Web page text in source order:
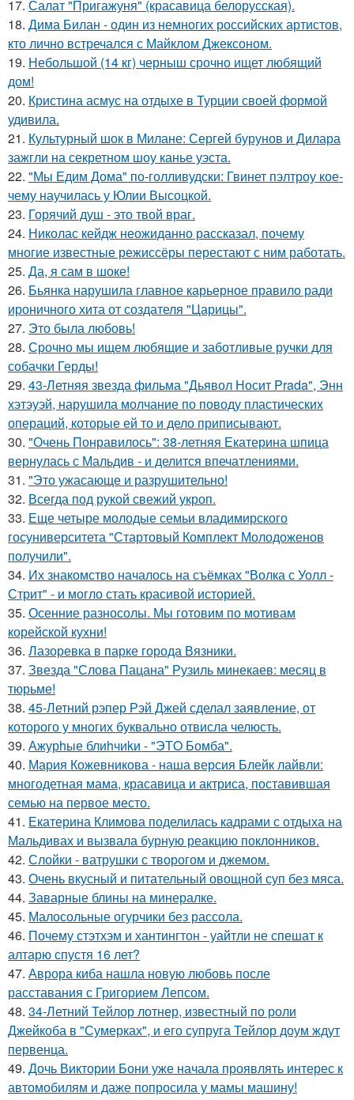
17. Салат "Пригажуня" (красавица белорусская).
18. Дима Билан - один из немногих российских артистов,
кто лично встречался с Майклом Джексоном.
19. Небольшой (14 кг) черныш срочно ищет любящий
дом!
20. Кристина асмус на отдыхе в Турции своей формой
удивила.
21. Культурный шок в Милане: Сергей бурунов и Дилара
зажгли на секретном шоу канье уэста.
22. "Мы Едим Дома" по-голливудски: Гвинет пэлтроу кое-
чему научилась у Юлии Высоцкой.
23. Горячий душ - это твой враг.
24. Николас кейдж неожиданно рассказал, почему
многие известные режиссёры перестают с ним работать.
25. Да, я сам в шоке!
26. Бьянка нарушила главное карьерное правило ради
ироничного хита от создателя "Царицы".
27. Это была любовь!
28. Срочно мы ищем любящие и заботливые ручки для
собачки Герды!
29. 43-Летняя звезда фильма "Дьявол Носит Prada", Энн
хэтэуэй, нарушила молчание по поводу пластических
операций, которые ей то и дело приписывают.
30. "Очень Понравилось": 38-летняя Екатерина шпица
вернулась с Мальдив - и делится впечатлениями.
31. "Это ужасающе и разрушительно!
32. Всегда под рукой свежий укроп.
33. Еще четыре молодые семьи владимирского
госуниверситета "Стартовый Комплект Молодоженов
получили".
34. Их знакомство началось на съёмках "Волка с Уолл -
Стрит" - и могло стать красивой историей.
35. Осенние разносолы. Мы готовим по мотивам
корейской кухни!
36. Лазоревка в парке города Вязники.
37. Звезда "Слова Пацана" Рузиль минекаев: месяц в
тюрьме!
38. 45-Летний рэпер Рэй Джей сделал заявление, от
которого у многих буквально отвисла челюсть.
39. Ажурhые блиhчиkи - "ЭТO Бомба".
40. Мария Кожевникова - наша версия Блейк лайвли:
многодетная мама, красавица и актриса, поставившая
семью на первое место.
41. Екатерина Климова поделилась кадрами с отдыха на
Мальдивах и вызвала бурную реакцию поклонников.
42. Слойки - ватрушки с творогом и джемом.
43. Очень вкусный и питательный овощной суп без мяса.
44. Заварные блины на минералке.
45. Малосольные огурчики без рассола.
46. Почему стэтхэм и хантингтон - уайтли не спешат к
алтарю спустя 16 лет?
47. Аврора киба нашла новую любовь после
расставания с Григорием Лепсом.
48. 34-Летний Тейлор лотнер, известный по роли
Джейкоба в "Сумерках", и его супруга Тейлор доум ждут
первенца.
49. Дочь Виктории Бони уже начала проявлять интерес к
автомобилям и даже попросила у мамы машину!